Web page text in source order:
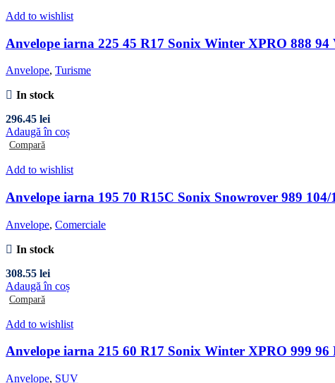
Add to wishlist
Anvelope iarna 225 45 R17 Sonix Winter XPRO 888
Anvelope, Turisme
In stock
296.45 lei
Adaugă în coș
Compară
Add to wishlist
Anvelope iarna 195 70 R15C Sonix Snowrover 989 104/
Anvelope, Comerciale
In stock
308.55 lei
Adaugă în coș
Compară
Add to wishlist
Anvelope iarna 215 60 R17 Sonix Winter XPRO 999 96
Anvelope, SUV